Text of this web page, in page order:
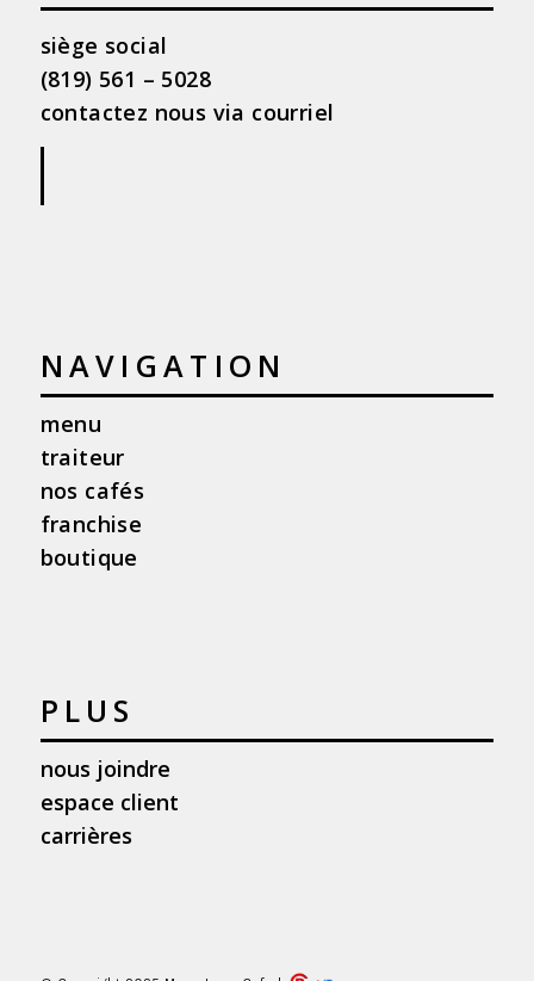
siège social
(819) 561 – 5028
contactez nous via courriel
NAVIGATION
menu
traiteur
nos cafés
franchise
boutique
PLUS
nous joindre
espace client
carrières